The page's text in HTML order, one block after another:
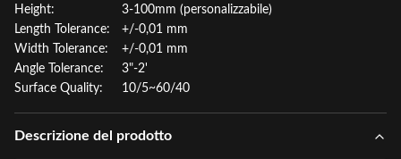
Height:
3-100mm (personalizzabile)
Length Tolerance:
+/-0,01 mm
Width Tolerance:
+/-0,01 mm
Angle Tolerance:
3"-2'
Surface Quality:
10/5~60/40
Descrizione del prodotto